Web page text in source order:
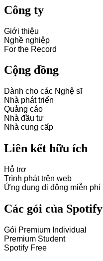
Công ty
Giới thiệu
Nghề nghiệp
For the Record
Cộng đồng
Dành cho các Nghệ sĩ
Nhà phát triển
Quảng cáo
Nhà đầu tư
Nhà cung cấp
Liên kết hữu ích
Hỗ trợ
Trình phát trên web
Ứng dụng di động miễn phí
Các gói của Spotify
Gói Premium Individual
Premium Student
Spotify Free